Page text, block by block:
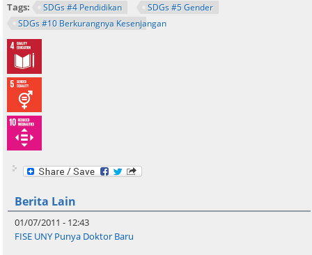
Tags: SDGs #4 Pendidikan
SDGs #5 Gender
SDGs #10 Berkurangnya Kesenjangan
Berita Lain
01/07/2011 - 12:43
FISE UNY Punya Doktor Baru